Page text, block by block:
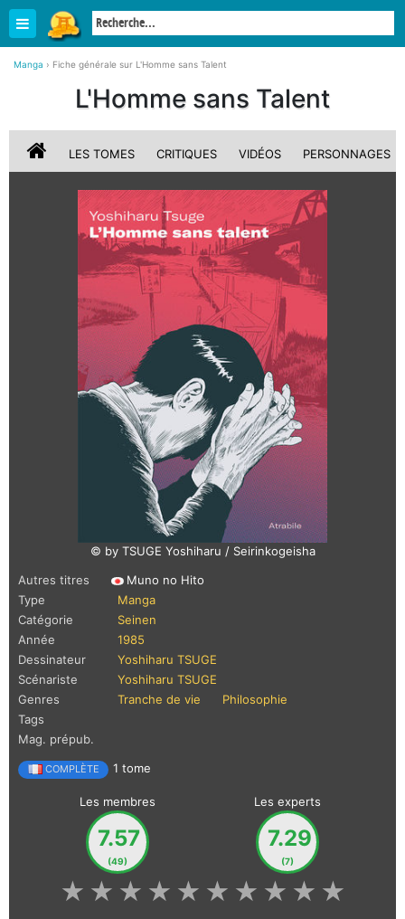
Manga › Fiche générale sur L'Homme sans Talent
L'Homme sans Talent
LES TOMES CRITIQUES VIDÉOS PERSONNAGES
© by TSUGE Yoshiharu / Seirinkogeisha
Autres titres
Muno no Hito
Type
Manga
Catégorie
Seinen
Année
1985
Dessinateur
Yoshiharu TSUGE
Scénariste
Yoshiharu TSUGE
Genres
Tranche de vie
Philosophie
Tags
Mag. prépub.
COMPLÈTE 1 tome
Les membres
7.57
(49)
Les experts
7.29
(7)
★
★
★
★
★
★
★
★
★
★